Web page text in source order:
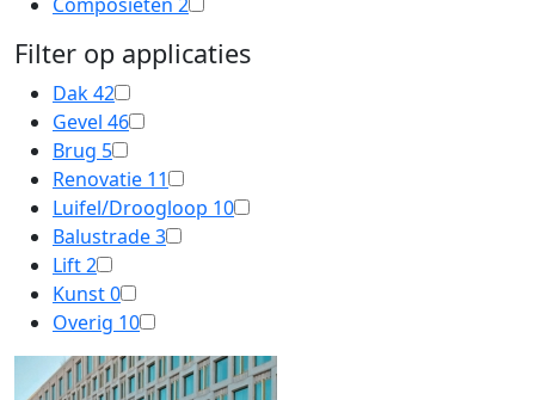
Filter op applicaties
Dak42
Gevel 46
Brug 5
Renovatie 11
Luifel/Droogloop 10
Balustrade3
Lift2
Kunst0
Overig 10